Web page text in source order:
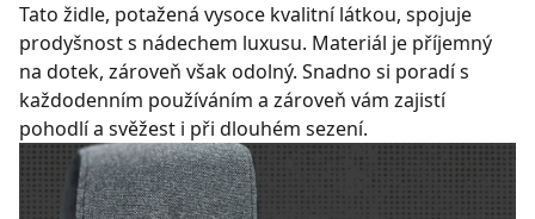
Tato židle, potažená vysoce kvalitní látkou, spojuje
prodyšnost s nádechem luxusu. Materiál je příjemný
na dotek, zároveň však odolný. Snadno si poradí s
každodenním používáním a zároveň vám zajistí
pohodlí a svěžest i při dlouhém sezení.